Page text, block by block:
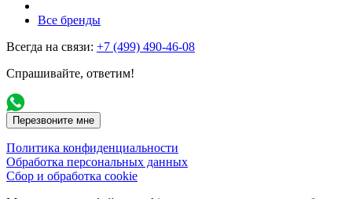
Все бренды
Всегда на связи: +7 (499) 490-46-08
Спрашивайте, ответим!
Перезвоните мне
Политика конфиденциальности
Обработка персональных данных
Сбор и обработка cookie